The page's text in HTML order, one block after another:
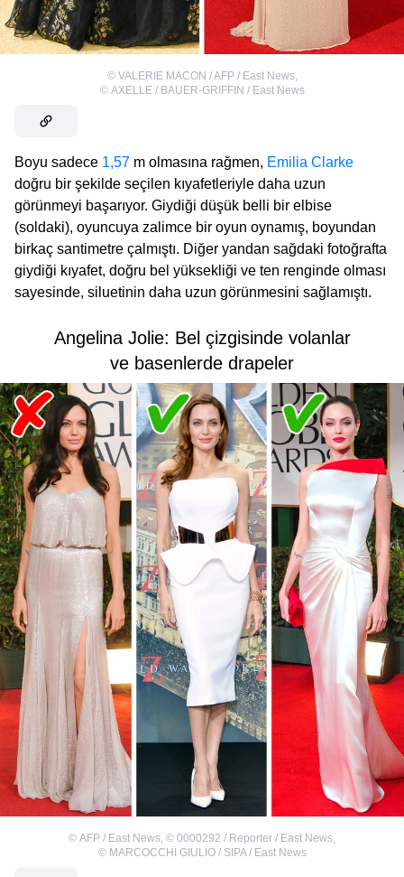
© VALERIE MACON / AFP / East News,
© AXELLE / BAUER-GRIFFIN / East News
Boyu sadece 1,57 m olmasına rağmen, Emilia Clarke
doğru bir şekilde seçilen kıyafetleriyle daha uzun
görünmeyi başarıyor. Giydiği düşük belli bir elbise
(soldaki), oyuncuya zalimce bir oyun oynamış, boyundan
birkaç santimetre çalmıştı. Diğer yandan sağdaki fotoğrafta
giydiği kıyafet, doğru bel yüksekliği ve ten renginde olması
sayesinde, siluetinin daha uzun görünmesini sağlamıştı.
Angelina Jolie: Bel çizgisinde volanlar
ve basenlerde drapeler
© AFP / East News © 0000292 / Reporter / East News
© MARCOCCHI GIULIO / SIPA / East News